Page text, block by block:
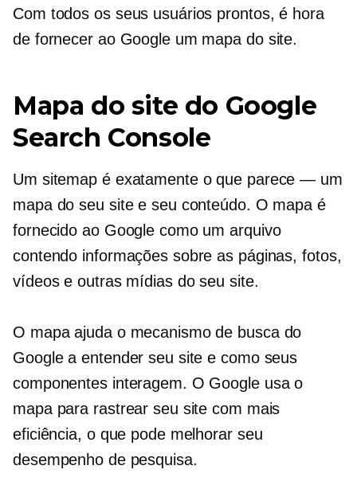
Com todos os seus usuários prontos, é hora
de fornecer ao Google um mapa do site.
Mapa do site do Google
Search Console
Um sitemap é exatamente o que parece — um
mapa do seu site e seu conteúdo. O mapa é
fornecido ao Google como um arquivo
contendo informações sobre as páginas, fotos,
vídeos e outras mídias do seu site.
O mapa ajuda o mecanismo de busca do
Google a entender seu site e como seus
componentes interagem. O Google usa o
mapa para rastrear seu site com mais
eficiência, o que pode melhorar seu
desempenho de pesquisa.